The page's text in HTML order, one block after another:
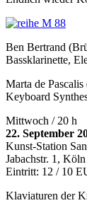
Ben Bertrand
Bassklarinette,
Marta de
Keyboard
Mittwoch / 20 h
22. September
Kunst-Station
Jabachstr. 1, Köln
Eintritt: 12 / 10
Klaviaturen der